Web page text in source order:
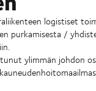
logistiset
purkamisesta /
ylimmän johdon